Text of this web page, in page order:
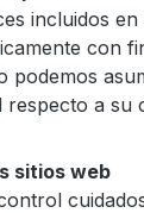
incluidos en
con
podemos
respecto a su
sitios web